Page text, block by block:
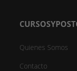
Quienes Somos
Contacto